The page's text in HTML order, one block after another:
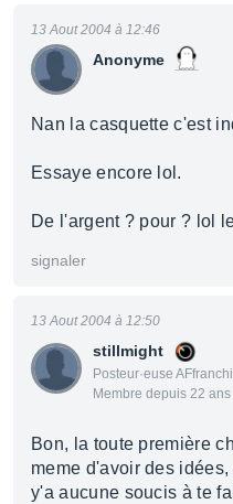
Anonyme
13 Aout 2004 à 12:46
Nan la casquette c'est
Essaye encore lol.
De l'argent ? pour ? lol
signaler
stillmight
Posteur·euse
Membre depuis 22 ans
13 Aout 2004 à 12:50
Bon, la toute première
meme d'avoir des
y'a aucune soucis à te